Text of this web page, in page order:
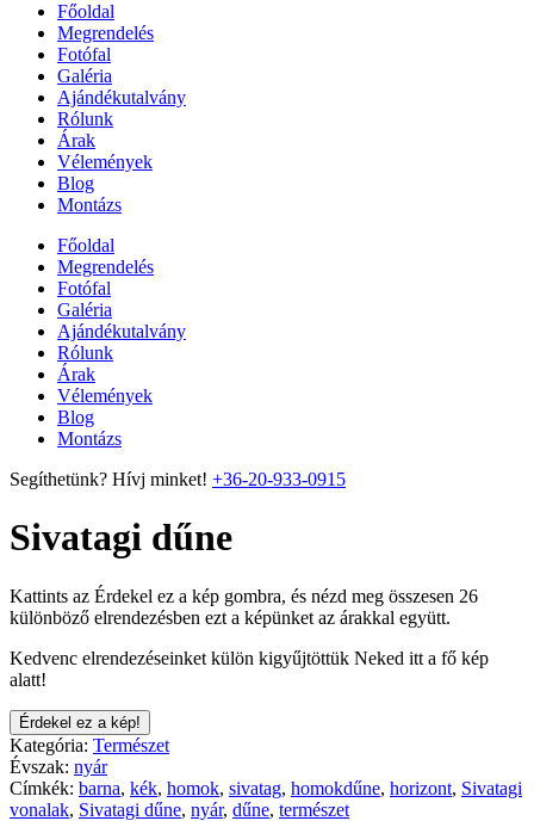
Főoldal
Megrendelés
Fotófal
Galéria
Ajándékutalvány
Rólunk
Árak
Vélemények
Blog
Montázs
Főoldal
Megrendelés
Fotófal
Galéria
Ajándékutalvány
Rólunk
Árak
Vélemények
Blog
Montázs
Segíthetünk? Hívj minket! +36-20-933-0915
Sivatagi dűne
Kattints az Érdekel ez a kép gombra, és nézd meg összesen 26
különböző elrendezésben ezt a képünket az árakkal együtt.
Kedvenc elrendezéseinket külön kigyűjtöttük Neked itt a fő kép
alatt!
Érdekel ez a kép!
Kategória: Természet
Évszak: nyár
Címkék: barna, kék, homok, sivatag, homokdűne, horizont, Sivatagi
vonalak, Sivatagi dűne, nyár, dűne, természet